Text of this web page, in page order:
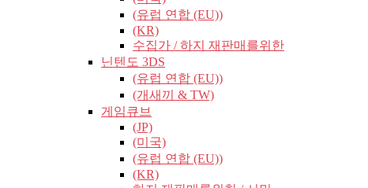
(유럽​​ 연합 (EU))
(KR)
수집가 / 하지 재판매를위한
닌텐도 3DS
(유럽​​ 연합 (EU))
(개새끼 & TW)
게임큐브
(JP)
(미국)
(유럽​​ 연합 (EU))
(KR)